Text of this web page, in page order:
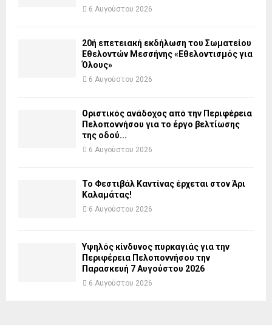
6 Αυγούστου 2026
20ή επετειακή εκδήλωση του Σωματείου
Εθελοντών Μεσσήνης «Εθελοντισμός για
Όλους»
6 Αυγούστου 2026
Οριστικός ανάδοχος από την Περιφέρεια
Πελοποννήσου για το έργο βελτίωσης
της οδού...
6 Αυγούστου 2026
Το Φεστιβάλ Καντίνας έρχεται στον Άρι
Καλαμάτας!
6 Αυγούστου 2026
Υψηλός κίνδυνος πυρκαγιάς για την
Περιφέρεια Πελοποννήσου την
Παρασκευή 7 Αυγούστου 2026
6 Αυγούστου 2026